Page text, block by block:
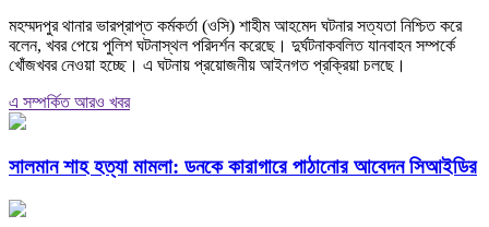
মহম্মদপুর থানার ভারপ্রাপ্ত কর্মকর্তা (ওসি) শাহীম আহমেদ ঘটনার সত্যতা নিশ্চিত করে
বলেন, খবর পেয়ে পুলিশ ঘটনাস্থল পরিদর্শন করেছে। দুর্ঘটনাকবলিত যানবাহন সম্পর্কে
খোঁজখবর নেওয়া হচ্ছে। এ ঘটনায় প্রয়োজনীয় আইনগত প্রক্রিয়া চলছে।
এ সম্পর্কিত আরও খবর
সালমান শাহ হত্যা মামলা: ডনকে কারাগারে পাঠানোর আবেদন সিআইডির